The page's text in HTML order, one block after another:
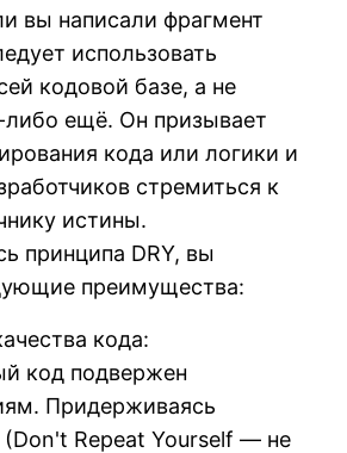
вы написали фрагмент
использовать
кодовой базе, а не
либо ещё. Он призывает
кода или логики и
стремиться к
истины.
принципа DRY, вы
преимущества:
кода:
код подвержен
Придерживаясь
(Don't Repeat Yourself — не